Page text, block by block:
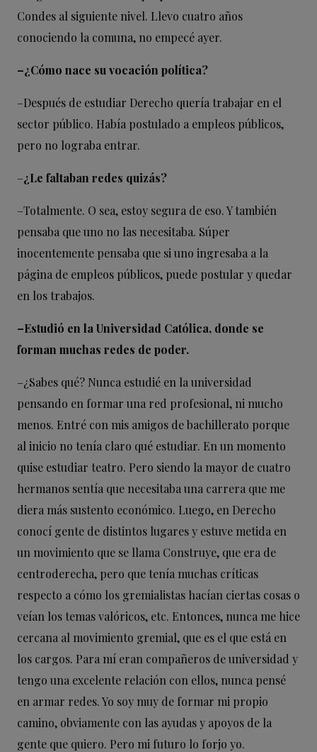
Condes al siguiente nivel. Llevo cuatro años
conociendo la comuna, no empecé ayer.
–¿Cómo nace su vocación política?
–Después de estudiar Derecho quería trabajar en el
sector público. Había postulado a empleos públicos,
pero no lograba entrar.
–¿Le faltaban redes quizás?
–Totalmente. O sea, estoy segura de eso. Y también
pensaba que uno no las necesitaba. Súper
inocentemente pensaba que si uno ingresaba a la
página de empleos públicos, puede postular y quedar
en los trabajos.
–Estudió en la Universidad Católica, donde se
forman muchas redes de poder.
–¿Sabes qué? Nunca estudié en la universidad
pensando en formar una red profesional, ni mucho
menos. Entré con mis amigos de bachillerato porque
al inicio no tenía claro qué estudiar. En un momento
quise estudiar teatro. Pero siendo la mayor de cuatro
hermanos sentía que necesitaba una carrera que me
diera más sustento económico. Luego, en Derecho
conocí gente de distintos lugares y estuve metida en
un movimiento que se llama Construye, que era de
centroderecha, pero que tenía muchas críticas
respecto a cómo los gremialistas hacían ciertas cosas o
veían los temas valóricos, etc. Entonces, nunca me hice
cercana al movimiento gremial, que es el que está en
los cargos. Para mí eran compañeros de universidad y
tengo una excelente relación con ellos, nunca pensé
en armar redes. Yo soy muy de formar mi propio
camino, obviamente con las ayudas y apoyos de la
gente que quiero. Pero mi futuro lo forjo yo.